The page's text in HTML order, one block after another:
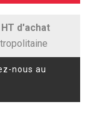
d'achat
nous au